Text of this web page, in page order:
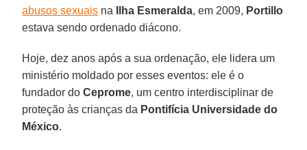
abusos sexuais na Ilha Esmeralda, em 2009, Portillo
estava sendo ordenado diácono.
Hoje, dez anos após a sua ordenação, ele lidera um
ministério moldado por esses eventos: ele é o
fundador doCeprome, um centro interdisciplinar de
proteção às crianças da Pontifícia Universidade do
México.